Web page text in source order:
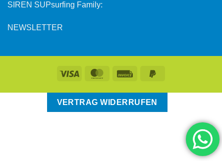
SIREN SUPsurfing Family:
NEWSLETTER
VERTRAG WIDERRUFEN